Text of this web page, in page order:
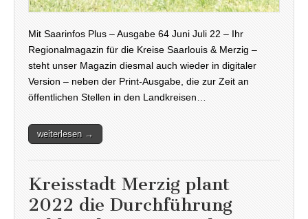
Mit Saarinfos Plus – Ausgabe 64 Juni Juli 22 – Ihr
Regionalmagazin für die Kreise Saarlouis & Merzig –
steht unser Magazin diesmal auch wieder in digitaler
Version – neben der Print-Ausgabe, die zur Zeit an
öffentlichen Stellen in den Landkreisen…
weiterlesen →
Kreisstadt Merzig plant
2022 die Durchführung